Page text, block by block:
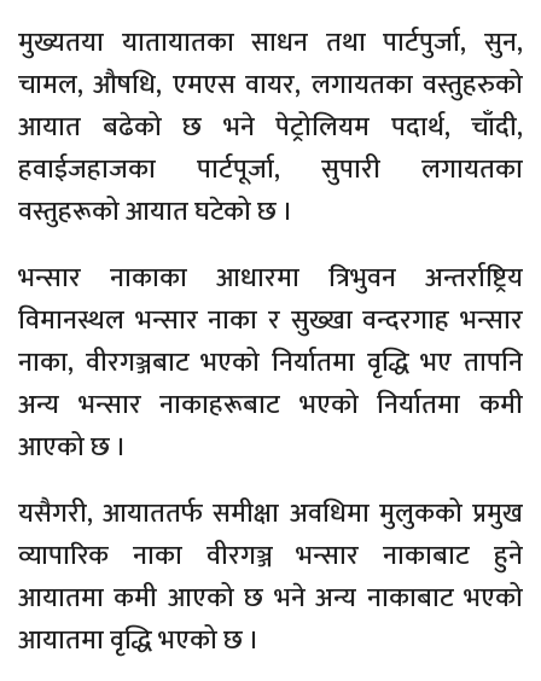
मुख्यतया यातायातका साधन तथा पार्टपुर्जा, सुन,
चामल, औषधि, एमएस वायर, लगायतका वस्तुहरुको
आयात बढेको छ भने पेट्रोलियम पदार्थ, चाँदी,
हवाईजहाजका पार्टपूर्जा, सुपारी लगायतका
वस्तुहरूको आयात घटेको छ ।
भन्सार नाकाका आधारमा त्रिभुवन अन्तर्राष्ट्रिय
विमानस्थल भन्सार नाका र सुख्खा वन्दरगाह भन्सार
नाका, वीरगञ्जबाट भएको निर्यातमा वृद्धि भए तापनि
अन्य भन्सार नाकाहरूबाट भएको निर्यातमा कमी
आएको छ ।
यसैगरी, आयाततर्फ समीक्षा अवधिमा मुलुकको प्रमुख
व्यापारिक नाका वीरगञ्ज भन्सार नाकाबाट हुने
आयातमा कमी आएको छ भने अन्य नाकाबाट भएको
आयातमा वृद्धि भएको छ ।